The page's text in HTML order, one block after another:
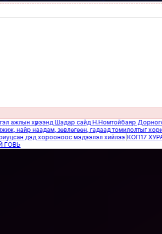
хүрээнд Шадар сайд Н.Номтойбаяр Дорноговь
наадам, зөвлөгөөн, гадаад томилолтыг
дэд хорооноос мэдээлэл хийлээ|КОП17 ХУРАЛД